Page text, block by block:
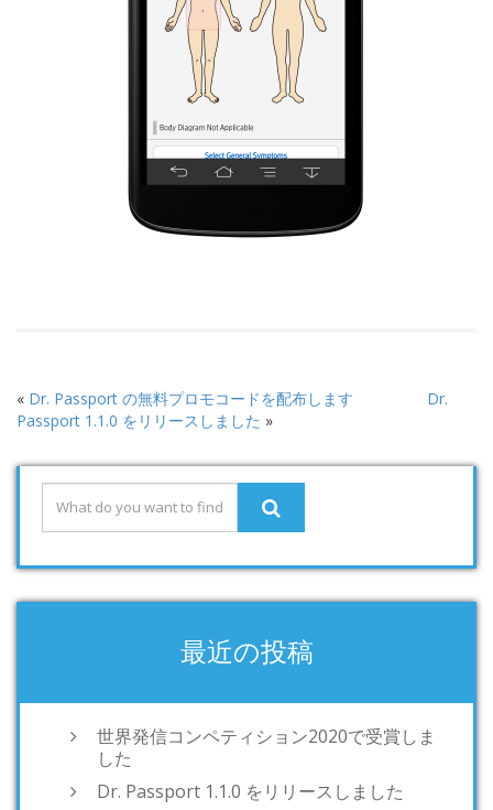
« Dr. Passport の無料プロモコードを配布します
Dr.
Passport 1.1.0 をリリースしました »
最近の投稿
世界発信コンペティション2020で受賞しま
した
Dr. Passport 1.1.0 をリリースしました